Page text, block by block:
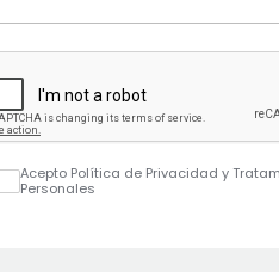
Acepto Política de Privacidad y
Personales